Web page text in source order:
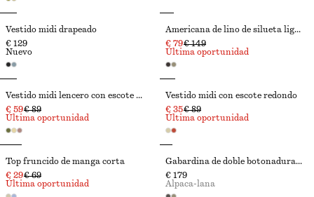
Vestido midi drapeado
€ 129
Nuevo
Americana de lino de silueta ligeramente entallada
€ 79€ 149
Última oportunidad
Vestido midi lencero con escote en pico
€ 59€ 89
Última oportunidad
Vestido midi con escote redondo
€ 35€ 89
Última oportunidad
Top fruncido de manga corta
€ 29€ 69
Última oportunidad
Gabardina de doble botonadura y corte holgado
€ 179
Alpaca-lana